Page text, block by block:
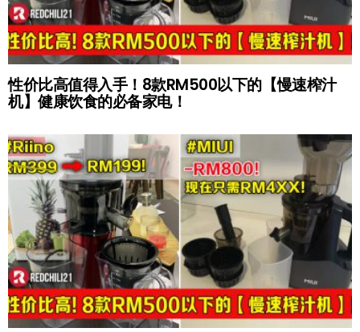
性价比高值得入手！8款RM500以下的【慢速榨汁
机】健康饮食的必备家电！